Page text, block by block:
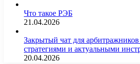
Что такое РЭБ
21.04.2026
Закрытый чат для
стратегиями и актуальными
20.04.2026